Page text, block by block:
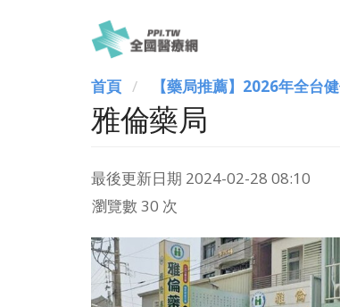
首頁 【藥局推薦】2026年全台
雅倫藥局
最後更新日期 2024-02-28 08:10
瀏覽數 30 次